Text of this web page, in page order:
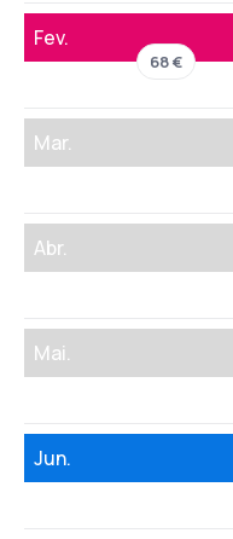
Fev.
68 €
Mar.
Abr.
Mai.
Jun.